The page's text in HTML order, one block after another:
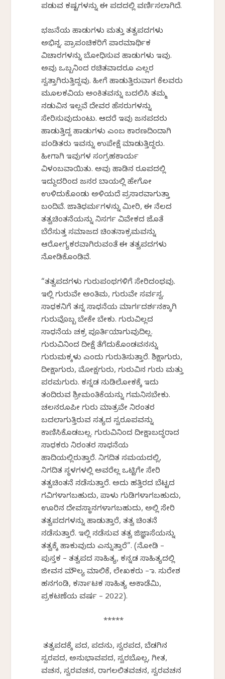
ಪಡುವ ಕಷ್ಟಗಳನ್ನು ಈ ಪದದಲ್ಲಿ ವರ್ಣಿಸಲಾಗಿದೆ.
ಭಜನೆಯ ಹಾಡುಗಳು ಮತ್ತು ತತ್ವಪದಗಳು
ಅಭಿನ್ನ. ಪ್ರಾಪಂಚಿಕರಿಗೆ ಪಾರಮಾರ್ಥಿಕ
ವಿಚಾರಗಳನ್ನು ಬೋಧಿಸುವ ಹಾಡುಗಳು ಇವು.
ಅವು ಒಬ್ಬನಿಂದ ರಚಿತವಾದರೂ ಎಲ್ಲರ
ಸ್ವತ್ತಾಗಿರುತ್ತಿದ್ದವು. ಹೀಗೆ ಹಾಡುತ್ತಿರುವಾಗ ಕೆಲವರು
ಮೂಲಕವಿಯ ಅಂಕಿತವನ್ನು ಬದಲಿಸಿ ತಮ್ಮ
ನಡುವಿನ ಇಲ್ಲವೆ ದೇವರ ಹೆಸರುಗಳನ್ನು
ಸೇರಿಸುವುದುಂಟು. ಆದರೆ ಇವು ಜನಪದರು
ಹಾಡುತ್ತಿದ್ದ ಹಾಡುಗಳು ಎಂಬ ಕಾರಣದಿಂದಾಗಿ
ಪಂಡಿತರು ಇವನ್ನು ಉಪೇಕ್ಷೆ ಮಾಡುತ್ತಿದ್ದರು.
ಹೀಗಾಗಿ ಇವುಗಳ ಸಂಗ್ರಹಕಾರ್ಯ
ವಿಳಂಬವಾಯಿತು. ಅವು ಹಾಡಿನ ರೂಪದಲ್ಲಿ
ಇದ್ದುದರಿಂದ ಜನರ ಬಾಯಲ್ಲಿ ಹೇಗೋ
ಉಳಿದುಕೊಂಡು ಅಳಿಯದೆ ಪ್ರಸಾರವಾಗುತ್ತಾ
ಬಂದಿವೆ. ಜಾತಿಧರ್ಮಗಳನ್ನು ಮೀರಿ, ಈ ನೆಲದ
ತತ್ವಚಿಂತನೆಯನ್ನು ನಿಸರ್ಗ ವಿವೇಕದ ಜೊತೆ
ಬೆರೆಸುತ್ತ ಸಮಾಜದ ಚಿಂತನಾಕ್ರಮವನ್ನು
ಆರೋಗ್ಯಕರವಾಗಿರುವಂತೆ ಈ ತತ್ವಪದಗಳು
ನೋಡಿಕೊಂಡಿವೆ.
“ತತ್ವಪದಗಳು ಗುರುಪಂಥಗಳಿಗೆ ಸೇರಿದಂಥವು.
ಇಲ್ಲಿ ಗುರುವೇ ಅಂತಿಮ, ಗುರುವೇ ಸರ್ವಸ್ವ.
ಸಾಧಕನಿಗೆ ತನ್ನ ಸಾಧನೆಯ ಮಾರ್ಗದರ್ಶನಕ್ಕಾಗಿ
ಗುರುವೊಬ್ಬ ಬೇಕೇ ಬೇಕು. ಗುರುವಿಲ್ಲದ
ಸಾಧನೆಯ ಚಕ್ರ ಪೂರ್ತಿಯಾಗುವುದಿಲ್ಲ.
ಗುರುವಿನಿಂದ ದೀಕ್ಷೆ ತೆಗೆದುಕೊಂಡವನನ್ನು
ಗುರುಮಕ್ಕಳು ಎಂದು ಗುರುತಿಸುತ್ತಾರೆ. ಶಿಕ್ಷಾಗುರು,
ದೀಕ್ಷಾಗುರು, ಮೋಕ್ಷಗುರು, ಗುರುವಿನ ಗುರು ಮತ್ತು
ಪರಮಗುರು. ಕನ್ನಡ ನುಡಿಲೋಕಕ್ಕೆ ಇದು
ತಂದಿರುವ ಶ್ರೀಮಂತಿಕೆಯನ್ನು ಗಮನಿಸಬೇಕು.
ಚಲನರೂಪೀ ಗುರು ಮಾತ್ರವೇ ನಿರಂತರ
ಬದಲಾಗುತ್ತಿರುವ ಸತ್ಯದ ಸ್ವರೂಪವನ್ನು
ಕಾಣಿಸಿಕೊಡಬಲ್ಲ. ಗುರುವಿನಿಂದ ದೀಕ್ಷಾಬದ್ಧರಾದ
ಸಾಧಕರು ನಿರಂತರ ಸಾಧನೆಯ
ಹಾದಿಯಲ್ಲಿರುತ್ತಾರೆ. ನಿಗದಿತ ಸಮಯದಲ್ಲಿ,
ನಿಗದಿತ ಸ್ಥಳಗಳಲ್ಲಿ ಅವರೆಲ್ಲ ಒಟ್ಟಿಗೇ ಸೇರಿ
ತತ್ವಚಿಂತನೆ ನಡೆಸುತ್ತಾರೆ. ಅದು ಹತ್ತಿರದ ಬೆಟ್ಟದ
ಗವಿಗಳಾಗಬಹುದು, ಪಾಳು ಗುಡಿಗಳಾಗಬಹುದು,
ಊರಿನ ದೇವಸ್ಥಾನಗಳಾಗಬಹುದು, ಅಲ್ಲಿ ಸೇರಿ
ತತ್ವಪದಗಳನ್ನು ಹಾಡುತ್ತಾರೆ, ತತ್ವ ಚಿಂತನೆ
ನಡೆಸುತ್ತಾರೆ. ಇಲ್ಲಿ ನಡೆಸುವ ತತ್ವ ಜಿಜ್ಞಾಸೆಯನ್ನು
ತತ್ವಕ್ಕೆ ಹಾಕುವುದು ಎನ್ನುತ್ತಾರೆ”. (ನೋಡಿ –
ಪುಸ್ತಕ – ತತ್ವಪದ ಸಾಹಿತ್ಯ, ಕನ್ನಡ ಸಾಹಿತ್ಯದಲ್ಲಿ
ಜೀವನ ಮೌಲ್ಯ ಮಾಲಿಕೆ, ಲೇಖಕರು – ಡಾ. ಸುರೇಶ
ಹನಗಂಡಿ, ಕರ್ನಾಟಕ ಸಾಹಿತ್ಯ ಅಕಾಡೆಮಿ,
ಪ್ರಕಟಣೆಯ ವರ್ಷ – 2022).
*****
ತತ್ವಪದಕ್ಕೆ ಪದ, ಪದನು, ಸ್ವರಪದ, ಬೆಡಗಿನ
ಸ್ವರಪದ, ಅನುಭಾವಪದ, ಸ್ವರಬೊಲ್ಲ, ಗೀತ,
ವಚನ, ಸ್ವರವಚನ, ರಾಗಲಲಿತವಚನ, ಸ್ವರವಚನ